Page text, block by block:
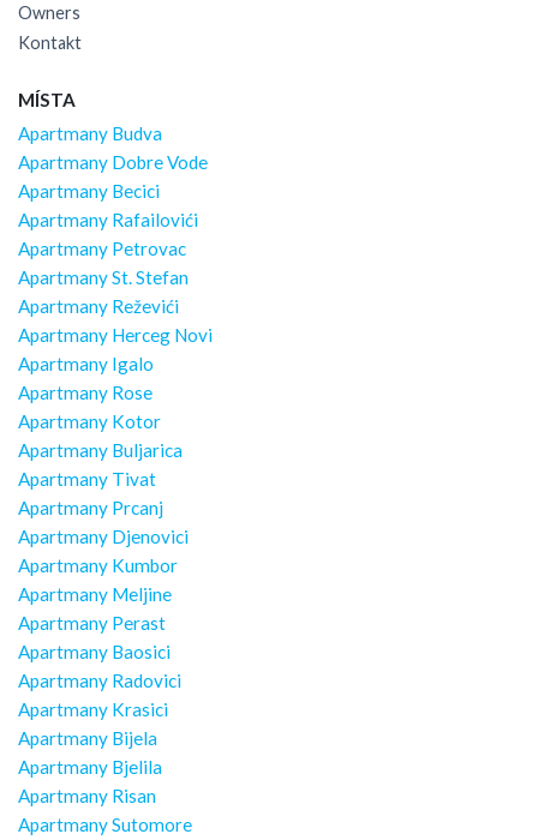
Owners
Kontakt
MÍSTA
Apartmany Budva
Apartmany Dobre Vode
Apartmany Becici
Apartmany Rafailovići
Apartmany Petrovac
Apartmany St. Stefan
Apartmany Reževići
Apartmany Herceg Novi
Apartmany Igalo
Apartmany Rose
Apartmany Kotor
Apartmany Buljarica
Apartmany Tivat
Apartmany Prcanj
Apartmany Djenovici
Apartmany Kumbor
Apartmany Meljine
Apartmany Perast
Apartmany Baosici
Apartmany Radovici
Apartmany Krasici
Apartmany Bijela
Apartmany Bjelila
Apartmany Risan
Apartmany Sutomore